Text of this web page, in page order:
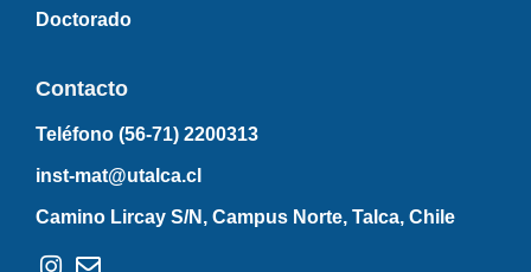
Doctorado
Contacto
Teléfono (56-71) 2200313
inst-mat@utalca.cl
Camino Lircay S/N, Campus Norte, Talca, Chile